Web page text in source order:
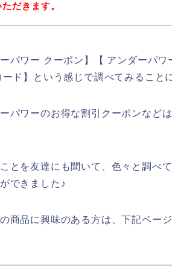
だきます。
パワー クーポン】【 アンダーパ
ド】という感じで調べてみること
パワーのお得な割引クーポンなど
とを友達にも聞いて、色々と調べ
できました♪
商品に興味のある方は、下記ペー